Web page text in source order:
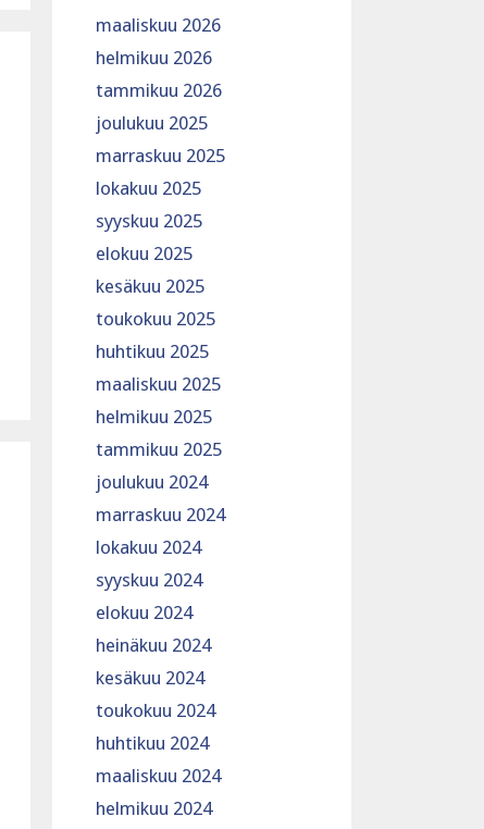
maaliskuu 2026
helmikuu 2026
tammikuu 2026
joulukuu 2025
marraskuu 2025
lokakuu 2025
syyskuu 2025
elokuu 2025
kesäkuu 2025
toukokuu 2025
huhtikuu 2025
maaliskuu 2025
helmikuu 2025
tammikuu 2025
joulukuu 2024
marraskuu 2024
lokakuu 2024
syyskuu 2024
elokuu 2024
heinäkuu 2024
kesäkuu 2024
toukokuu 2024
huhtikuu 2024
maaliskuu 2024
helmikuu 2024